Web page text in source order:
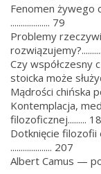
Fenomen żywego
................... 79
Problemy
Czy współczesny
stoicka może
Mądrości chińska
Kontemplacja,
filozoficznej.........
Dotknięcie filozofii
.................... 207
Albert Camus —